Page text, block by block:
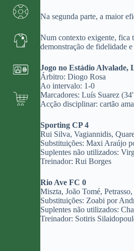
Na segunda parte, a maior
Num contexto exigente, fica
demonstração de fidelidade
Jogo no Estádio Alvalade,
Árbitro: Diogo Rosa
Ao intervalo: 1-0
Marcadores: Luís Suarez
Acção disciplinar: cartão
Sporting CP 4
Rui Silva, Vagiannidis,
Substituições: Maxi Araújo
Suplentes não utilizados:
Treinador: Rui Borges
Rio Ave FC 0
Miszta, João Tomé,
Substituições: Zoabi por
Suplentes não utilizados:
Treinador: Sotiris